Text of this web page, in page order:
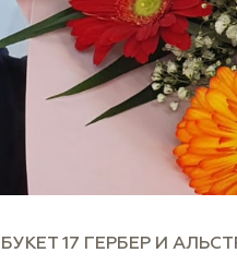
БУКЕТ 17 ГЕРБЕР И